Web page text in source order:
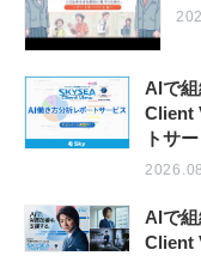
AIで
Client
トサ
AIで
Client